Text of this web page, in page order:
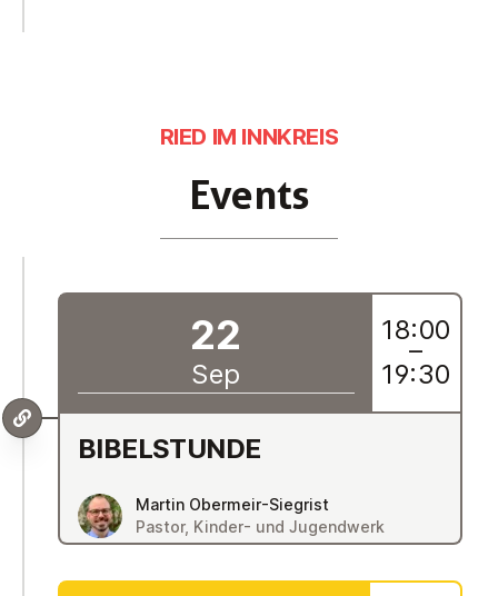
Events
RIED IM INNKREIS
BIBEL­S­TUNDE
Martin Obermeir-Siegrist
Pastor, Kinder- und Jugendwerk
22
Sep
18:00
–
19:30